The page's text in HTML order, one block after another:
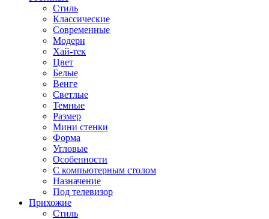
Стиль
Классические
Современные
Модерн
Хай-тек
Цвет
Белые
Венге
Светлые
Темные
Размер
Мини стенки
Форма
Угловые
Особенности
С компьютерным столом
Назначение
Под телевизор
Прихожие
Стиль